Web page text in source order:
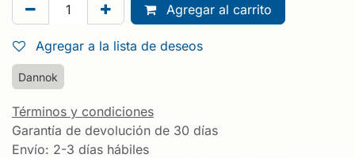
Agregar al carrito
Agregar a la lista de deseos
Dannok
Términos y condiciones
Garantía de devolución de 30 días
Envío: 2-3 días hábiles